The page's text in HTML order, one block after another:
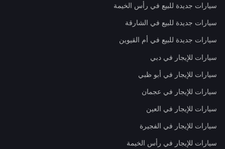
سيارات جديدة للبيع في رأس الخيمة
سيارات جديدة للبيع في الشارقة
سيارات جديدة للبيع في أم القيوين
سيارات للإيجار في دبي
سيارات للإيجار في أبو ظبي
سيارات للإيجار في عجمان
سيارات للإيجار في العين
سيارات للإيجار في الفجيرة
سيارات للإيجار في رأس الخيمة